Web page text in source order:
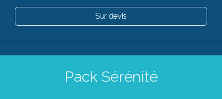
Sur devis
Pack Sérénité